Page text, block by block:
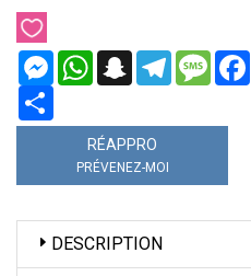
MessengerWhatsAppSnapchatTelegram
RÉAPPRO
PRÉVENEZ-MOI
DESCRIPTION